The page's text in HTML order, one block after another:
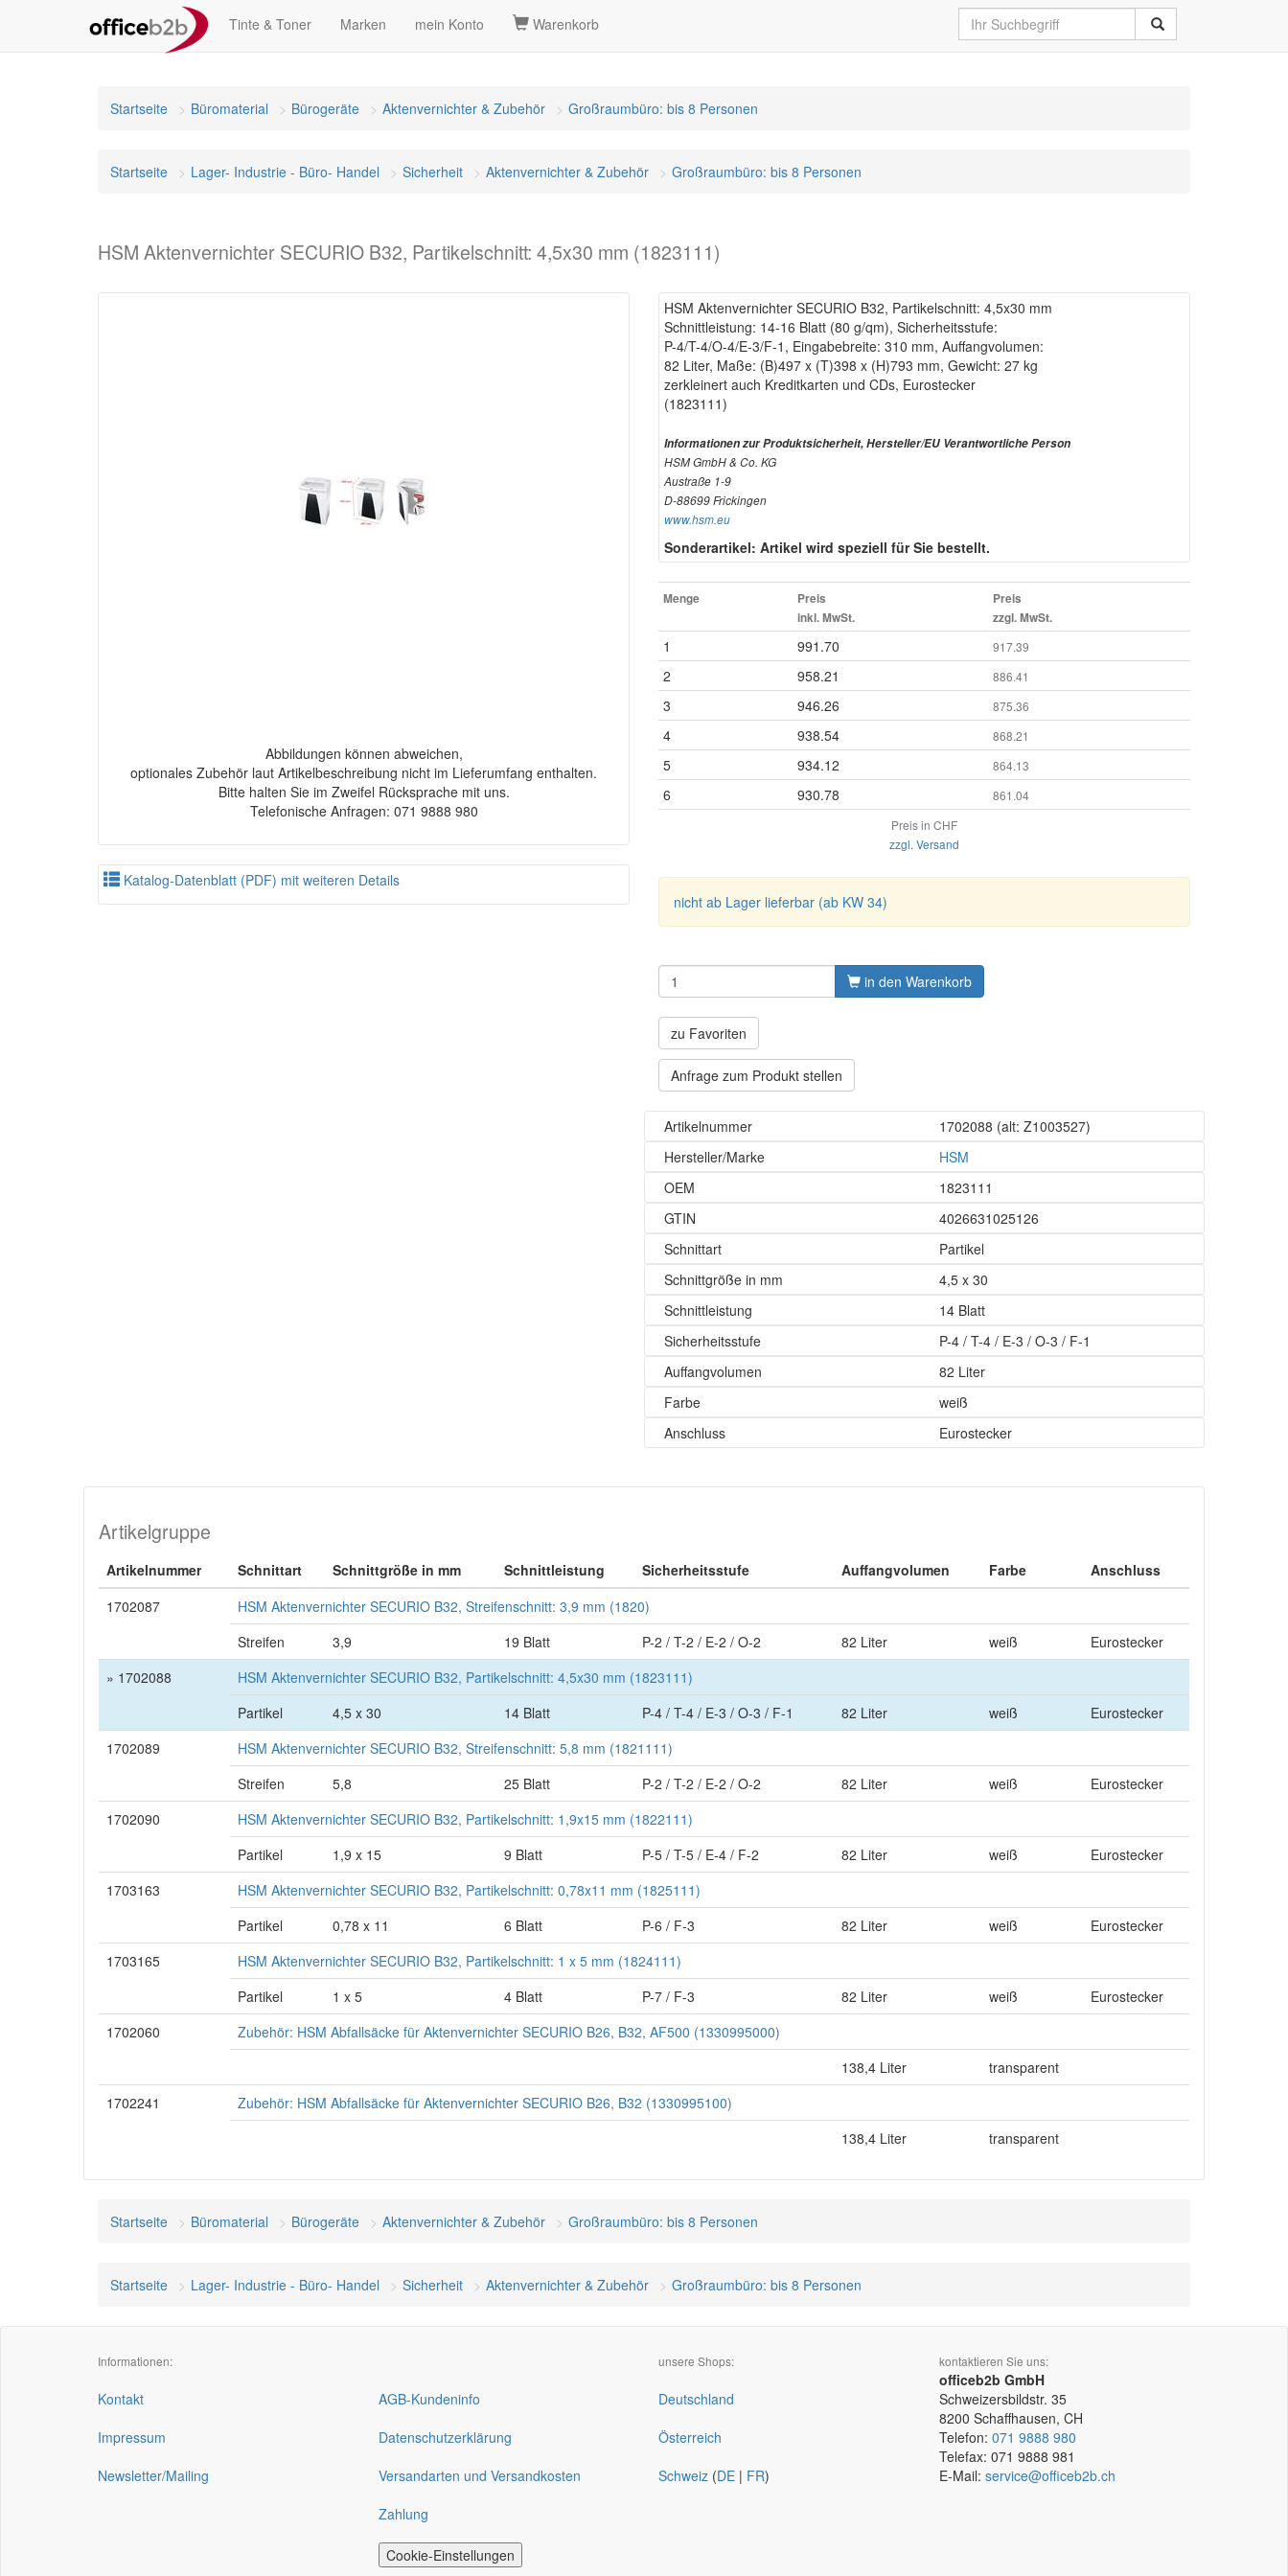
Tinte & Toner Marken mein Konto Warenkorb
Startseite Büromaterial Bürogeräte Aktenvernichter & Zubehör Großraumbüro: bis 8 Personen
Startseite Lager- Industrie - Büro- Handel Sicherheit Aktenvernichter & Zubehör Großraumbüro: bis 8 Personen
HSM Aktenvernichter SECURIO B32, Partikelschnitt: 4,5x30 mm (1823111)
Abbildungen können abweichen,
optionales Zubehör laut Artikelbeschreibung nicht im Lieferumfang enthalten.
Bitte halten Sie im Zweifel Rücksprache mit uns.
Telefonische Anfragen: 071 9888 980
Katalog-Datenblatt (PDF) mit weiteren Details
HSM Aktenvernichter SECURIO B32, Partikelschnitt: 4,5x30 mm
Schnittleistung: 14-16 Blatt (80 g/qm), Sicherheitsstufe:
P-4/T-4/O-4/E-3/F-1, Eingabebreite: 310 mm, Auffangvolumen:
82 Liter, Maße: (B)497 x (T)398 x (H)793 mm, Gewicht: 27 kg
zerkleinert auch Kreditkarten und CDs, Eurostecker
(1823111)
Informationen zur Produktsicherheit, Hersteller/EU Verantwortliche Person
HSM GmbH & Co. KG
Austraße 1-9
D-88699 Frickingen
www.hsm.eu
Sonderartikel: Artikel wird speziell für Sie bestellt.
Menge
Preis
inkl. MwSt.
Preis
zzgl. MwSt.
1 991.70 917.39
2 958.21 886.41
3 946.26 875.36
4 938.54 868.21
5 934.12 864.13
6 930.78
861.04
Preis in CHF
zzgl. Versand
nicht ab Lager lieferbar (ab KW 34)
in den Warenkorb
zu Favoriten
Anfrage zum Produkt stellen
Artikelnummer 1702088 (alt: Z1003527)
Hersteller/Marke
HSM
OEM
1823111
GTIN
4026631025126
Schnittart
Partikel
Schnittgröße in mm
4,5 x 30
Schnittleistung
14 Blatt
Sicherheitsstufe
P-4 / T-4 / E-3 / O-3 / F-1
Auffangvolumen
82 Liter
Farbe
weiß
Anschluss
Eurostecker
Artikelgruppe
Artikelnummer Schnittart Schnittgröße in mm Schnittleistung Sicherheitsstufe Auffangvolumen Farbe
Anschluss
1702087
HSM Aktenvernichter SECURIO B32, Streifenschnitt: 3,9 mm (1820)
Streifen
3,9 19 Blatt P-2 / T-2 / E-2 / O-2 82 Liter weiß
Eurostecker
» 1702088
HSM Aktenvernichter SECURIO B32, Partikelschnitt: 4,5x30 mm (1823111)
Partikel
4,5 x 30 14 Blatt P-4 / T-4 / E-3 / O-3 / F-1 82 Liter weiß
Eurostecker
1702089
HSM Aktenvernichter SECURIO B32, Streifenschnitt: 5,8 mm (1821111)
Streifen
5,8 25 Blatt P-2 / T-2 / E-2 / O-2 82 Liter weiß
Eurostecker
1702090
HSM Aktenvernichter SECURIO B32, Partikelschnitt: 1,9x15 mm (1822111)
Partikel
1,9 x 15 9 Blatt P-5 / T-5 / E-4 / F-2 82 Liter weiß
Eurostecker
1703163
HSM Aktenvernichter SECURIO B32, Partikelschnitt: 0,78x11 mm (1825111)
Partikel
0,78 x 11 6 Blatt P-6 / F-3 82 Liter weiß
Eurostecker
1703165
HSM Aktenvernichter SECURIO B32, Partikelschnitt: 1 x 5 mm (1824111)
Partikel
1 x 5 4 Blatt P-7 / F-3 82 Liter weiß
Eurostecker
1702060
Zubehör: HSM Abfallsäcke für Aktenvernichter SECURIO B26, B32, AF500 (1330995000)
138,4 Liter
transparent
1702241
Zubehör: HSM Abfallsäcke für Aktenvernichter SECURIO B26, B32 (1330995100)
138,4 Liter
transparent
Startseite Büromaterial Bürogeräte Aktenvernichter & Zubehör Großraumbüro: bis 8 Personen
Startseite Lager- Industrie - Büro- Handel Sicherheit Aktenvernichter & Zubehör Großraumbüro: bis 8 Personen
Informationen:
Kontakt
Impressum
Newsletter/Mailing
AGB-Kundeninfo
Datenschutzerklärung
Versandarten und Versandkosten
Zahlung
Cookie-Einstellungen
unsere Shops:
Deutschland
Österreich
Schweiz (DE | FR)
kontaktieren Sie uns:
officeb2b GmbH
Schweizersbildstr. 35
8200 Schaffhausen, CH
Telefon: 071 9888 980
Telefax: 071 9888 981
E-Mail: service@officeb2b.ch